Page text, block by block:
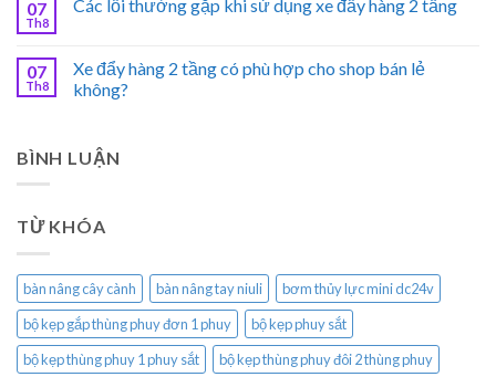
07
Th8
Các lỗi thường gặp khi sử dụng xe đẩy hàng 2 tầng
07
Th8
Xe đẩy hàng 2 tầng có phù hợp cho shop bán lẻ
không?
BÌNH LUẬN
TỪ KHÓA
bàn nâng cây cành bàn nâng tay niuli
bơm thủy lực mini dc24v
bộ kẹp gắp thùng phuy đơn 1 phuy
bộ kẹp phuy sắt
bộ kẹp thùng phuy 1 phuy sắt
bộ kẹp thùng phuy đôi 2 thùng phuy